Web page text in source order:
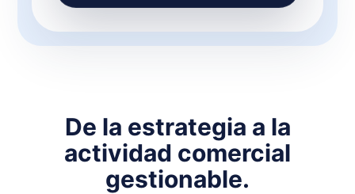
De la estrategia a la
actividad comercial
gestionable.